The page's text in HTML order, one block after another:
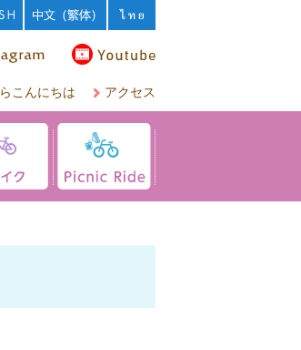
こんにちは アクセス